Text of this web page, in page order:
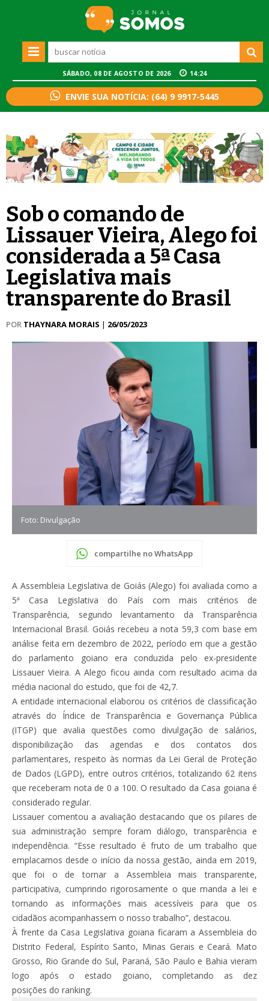
SÁBADO, 08 DE AGOSTO DE 2026 14:24
ENVIE SUA NOTÍCIA: (64) 9 9917-5445
Sob o comando de
Lissauer Vieira, Alego foi
considerada a 5ª Casa
Legislativa mais
transparente do Brasil
POR THAYNARA MORAIS | 26/05/2023
Foto: Divulgação
compartilhe no WhatsApp
A Assembleia Legislativa de Goiás (Alego) foi avaliada como a
5ª Casa Legislativa do País com mais critérios de
Transparência, segundo levantamento da Transparência
Internacional Brasil. Goiás recebeu a nota 59,3 com base em
análise feita em dezembro de 2022, período em que a gestão
do parlamento goiano era conduzida pelo ex-presidente
Lissauer Vieira. A Alego ficou ainda com resultado acima da
média nacional do estudo, que foi de 42,7.
A entidade internacional elaborou os critérios de classificação
através do Índice de Transparência e Governança Pública
(ITGP) que avalia questões como divulgação de salários,
disponibilização das agendas e dos contatos dos
parlamentares, respeito às normas da Lei Geral de Proteção
de Dados (LGPD), entre outros critérios, totalizando 62 itens
que receberam nota de 0 a 100. O resultado da Casa goiana é
considerado regular.
Lissauer comentou a avaliação destacando que os pilares de
sua administração sempre foram diálogo, transparência e
independência. “Esse resultado é fruto de um trabalho que
emplacamos desde o início da nossa gestão, ainda em 2019,
que foi o de tornar a Assembleia mais transparente,
participativa, cumprindo rigorosamente o que manda a lei e
tornando as informações mais acessíveis para que os
cidadãos acompanhassem o nosso trabalho”, destacou.
À frente da Casa Legislativa goiana ficaram a Assembleia do
Distrito Federal, Espírito Santo, Minas Gerais e Ceará. Mato
Grosso, Rio Grande do Sul, Paraná, São Paulo e Bahia vieram
logo após o estado goiano, completando as dez
posições do ranking.